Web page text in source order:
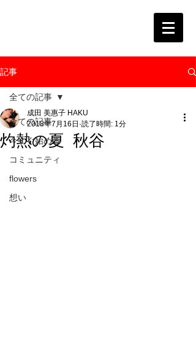
記事
全ての記事
今すぐ始める
コミュニティ
flowers
想い
全ての記事
灼熱の夏 秋谷
成田 美惠子 HAKU
2018年7月16日 読了時間: 1分